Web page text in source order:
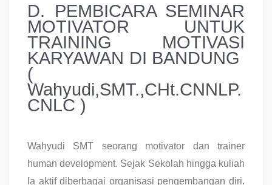
D. PEMBICARA SEMINAR
MOTIVATOR UNTUK
TRAINING MOTIVASI
KARYAWAN DI BANDUNG
(
Wahyudi,SMT.,CHt.CNNLP.
CNLC )
Wahyudi SMT seorang motivator dan trainer
human development. Sejak Sekolah hingga kuliah
Ia aktif diberbagai organisasi pengembangan diri.